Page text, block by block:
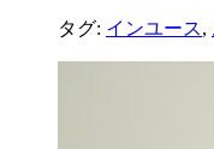
タグ: インユース,